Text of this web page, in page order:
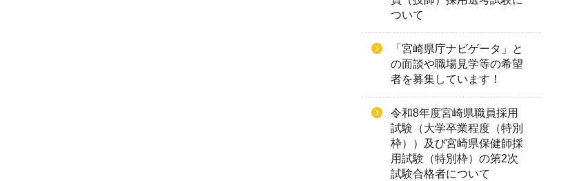
ついて
「宮崎県庁ナビゲータ」と
の面談や職場見学等の希望
者を募集しています！
令和8年度宮崎県職員採用
試験（大学卒業程度（特別
枠））及び宮崎県保健師採
用試験（特別枠）の第2次
試験合格者について